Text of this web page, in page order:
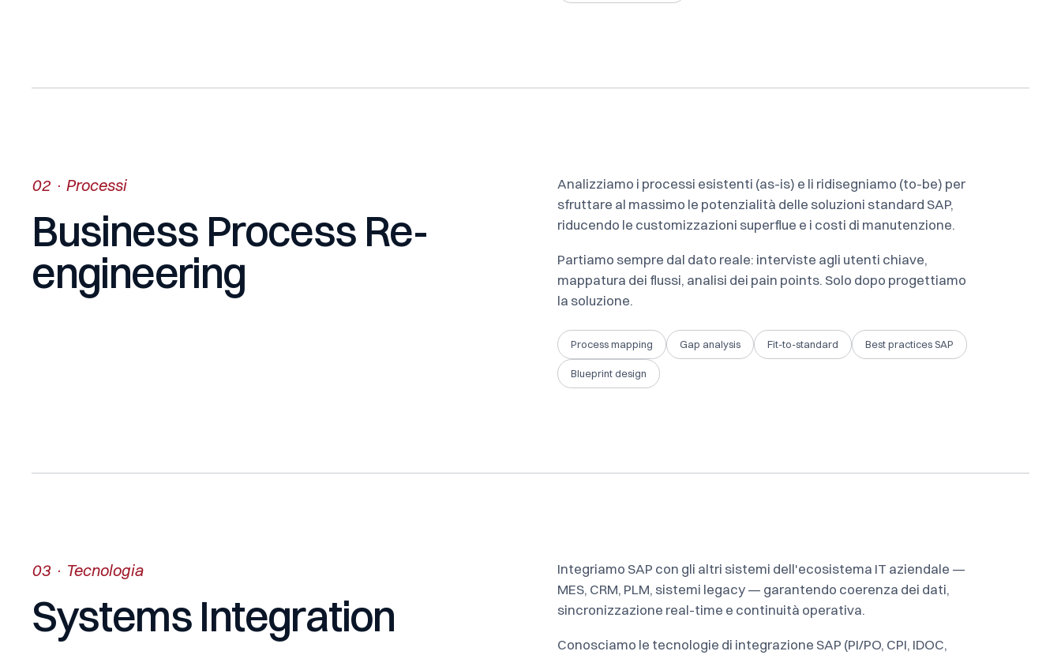
02 · Processi
Business Process Re-
engineering
Analizziamo i processi esistenti (as-is) e li ridisegniamo (to-be) per
sfruttare al massimo le potenzialità delle soluzioni standard SAP,
riducendo le customizzazioni superflue e i costi di manutenzione.
Partiamo sempre dal dato reale: interviste agli utenti chiave,
mappatura dei flussi, analisi dei pain points. Solo dopo progettiamo
la soluzione.
Process mapping Gap analysis Fit-to-standard Best practices SAP
Blueprint design
03 · Tecnologia
Systems Integration
Integriamo SAP con gli altri sistemi dell'ecosistema IT aziendale —
MES, CRM, PLM, sistemi legacy — garantendo coerenza dei dati,
sincronizzazione real-time e continuità operativa.
Conosciamo le tecnologie di integrazione SAP (PI/PO, CPI, IDOC,